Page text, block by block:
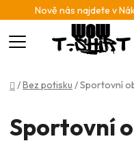
Nově nás najdete v
Domů
/Bez potisku /Sportovní
Sportovní